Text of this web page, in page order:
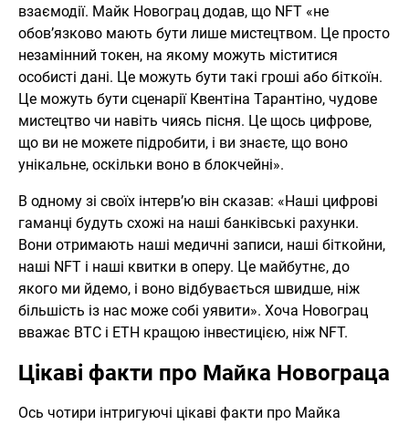
взаємодії. Майк Новограц додав, що NFT «не
обов’язково мають бути лише мистецтвом. Це просто
незамінний токен, на якому можуть міститися
особисті дані. Це можуть бути такі гроші або біткоїн.
Це можуть бути сценарії Квентіна Тарантіно, чудове
мистецтво чи навіть чиясь пісня. Це щось цифрове,
що ви не можете підробити, і ви знаєте, що воно
унікальне, оскільки воно в блокчейні».
В одному зі своїх інтерв’ю він сказав: «Наші цифрові
гаманці будуть схожі на наші банківські рахунки.
Вони отримають наші медичні записи, наші біткойни,
наші NFT і наші квитки в оперу. Це майбутнє, до
якого ми йдемо, і воно відбувається швидше, ніж
більшість із нас може собі уявити». Хоча Новограц
вважає BTC і ETH кращою інвестицією, ніж NFT.
Цікаві факти про Майка Новограца
Ось чотири інтригуючі цікаві факти про Майка